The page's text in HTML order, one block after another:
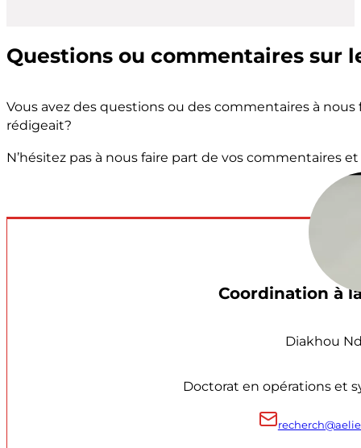
Questions ou commentaires sur
Vous avez des questions ou des commentaires à nous
rédigeait?
N’hésitez pas à nous faire part de vos commentaires
Coordination à
Diakhou
Doctorat en opérations et